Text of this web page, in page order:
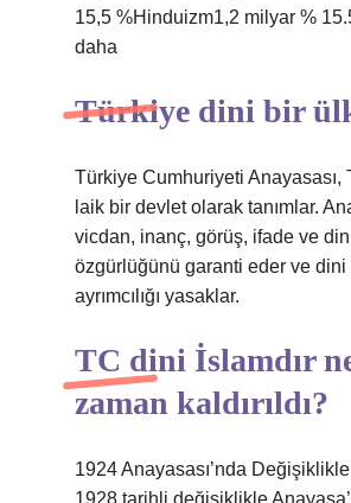
15,5 %Hinduizm1,2 milyar %
daha
Türkiye dini bir
Türkiye Cumhuriyeti Anayasası,
laik bir devlet olarak tanımlar.
vicdan, inanç, görüş, ifade ve din
özgürlüğünü garanti eder ve
ayrımcılığı yasaklar.
TC dini İslamdır
zaman kaldırıldı?
1924 Anayasası’nda
1928 tarihli değişiklikle